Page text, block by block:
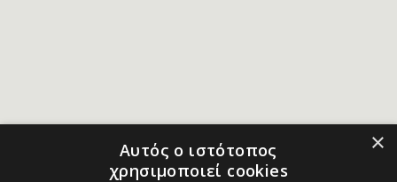
×
Αυτός ο ιστότοπος
χρησιμοποιεί cookies